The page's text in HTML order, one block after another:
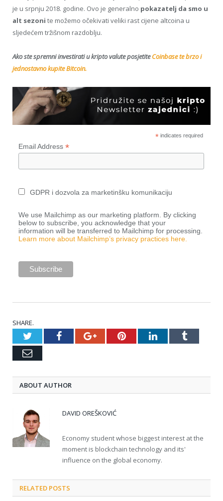
je u srpnju 2018. godine. Ovo je generalno pokazatelj da smo u
alt sezoni te možemo očekivati veliki rast cijene altcoina u
sljedećem tržišnom razdoblju.
Ako ste spremni investirati u kripto valute posjetiteCoinbase te brzo i
jednostavno kupite Bitcoin.
*indicates required
Email Address *
GDPR i dozvola za marketinšku komunikaciju
We use Mailchimp as our marketing platform. By clicking
below to subscribe, you acknowledge that your
information will be transferred to Mailchimp for processing.
Learn more about Mailchimp’s privacy practices here.
SHARE.
TwitterFacebookGoogle+PinterestLinkedInTumblr
Email
ABOUT AUTHOR
DAVID OREŠKOVIĆ
Economy student whose biggest interest at the
moment is blockchain technology and its'
influence on the global economy.
RELATED POSTS